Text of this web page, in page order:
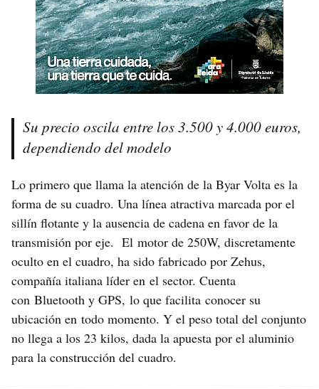
Su precio oscila entre los 3.500 y 4.000 euros,
dependiendo del modelo
Lo primero que llama la atención de la Byar Volta es la
forma de su cuadro. Una línea atractiva marcada por el
sillín flotante y la ausencia de cadena en favor de la
transmisión por eje. El motor de 250W, discretamente
oculto en el cuadro, ha sido fabricado por Zehus,
compañía italiana líder en el sector. Cuenta
con Bluetooth y GPS, lo que facilita conocer su
ubicación en todo momento. Y el peso total del conjunto
no llega a los 23 kilos, dada la apuesta por el aluminio
para la construcción del cuadro.